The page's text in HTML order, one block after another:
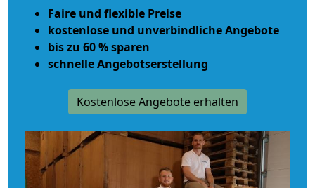
Faire und flexible Preise
kostenlose und unverbindliche Angebote
bis zu 60 % sparen
schnelle Angebotserstellung
Kostenlose Angebote erhalten